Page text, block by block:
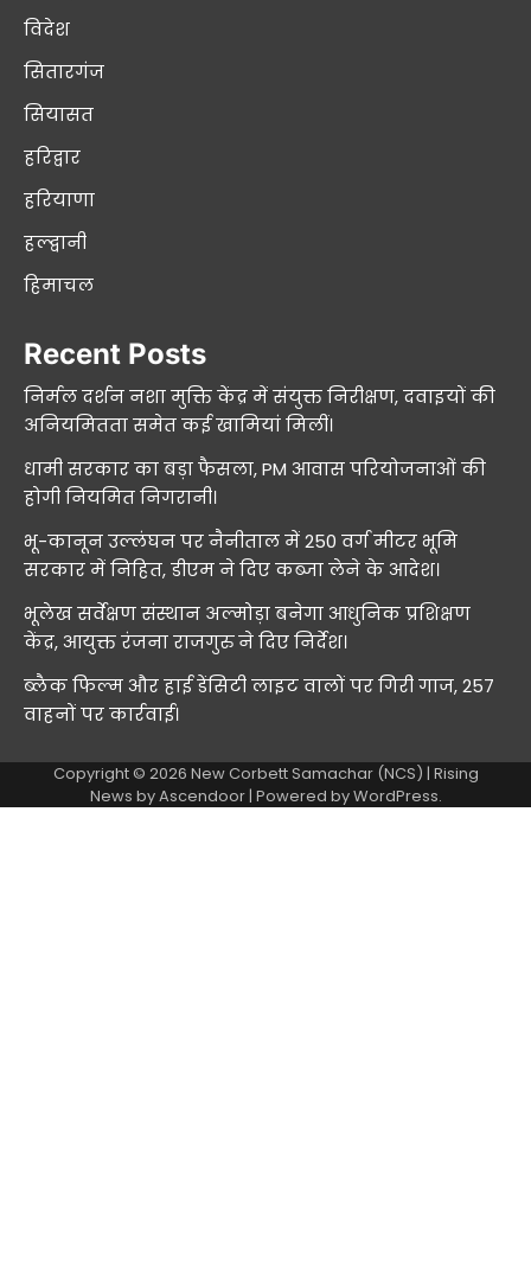
विदेश
सितारगंज
सियासत
हरिद्वार
हरियाणा
हल्द्वानी
हिमाचल
Recent Posts
निर्मल दर्शन नशा मुक्ति केंद्र में संयुक्त निरीक्षण, दवाइयों की
अनियमितता समेत कई खामियां मिलीं।
धामी सरकार का बड़ा फैसला, PM आवास परियोजनाओं की
होगी नियमित निगरानी।
भू-कानून उल्लंघन पर नैनीताल में 250 वर्ग मीटर भूमि
सरकार में निहित, डीएम ने दिए कब्जा लेने के आदेश।
भूलेख सर्वेक्षण संस्थान अल्मोड़ा बनेगा आधुनिक प्रशिक्षण
केंद्र, आयुक्त रंजना राजगुरु ने दिए निर्देश।
ब्लैक फिल्म और हाई डेंसिटी लाइट वालों पर गिरी गाज, 257
वाहनों पर कार्रवाई।
Copyright © 2026 New Corbett Samachar (NCS) | Rising
News byAscendoor| Powered byWordPress.